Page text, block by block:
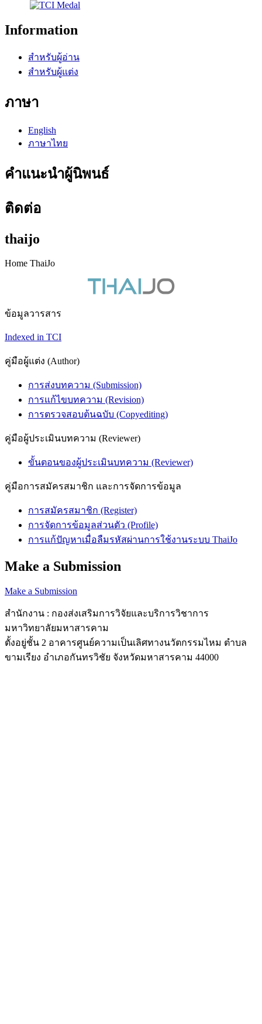
Information
สำหรับผู้อ่าน
สำหรับผู้แต่ง
ภาษา
English
ภาษาไทย
คำแนะนำผู้นิพนธ์
ติดต่อ
thaijo
Home ThaiJo
ข้อมูลวารสาร
Indexed in TCI
คู่มือผู้แต่ง (Author)
การส่งบทความ (Submission)
การแก้ไขบทความ (Revision)
การตรวจสอบต้นฉบับ (Copyediting)
คู่มือผู้ประเมินบทความ (Reviewer)
ขั้นตอนของผู้ประเมินบทความ (Reviewer)
คู่มือการสมัครสมาชิก และการจัดการข้อมูล
การสมัครสมาชิก (Register)
การจัดการข้อมูลส่วนตัว (Profile)
การแก้ปัญหาเมื่อลืมรหัสผ่านการใช้งานระบบ ThaiJo
Make a Submission
Make a Submission
สำนักงาน : กองส่งเสริมการวิจัยและบริการวิชาการ
มหาวิทยาลัยมหาสารคาม
ตั้งอยู่ชั้น 2 อาคารศูนย์ความเป็นเลิศทางนวัตกรรมไหม ตำบล
ขามเรียง อำเภอกันทรวิชัย จังหวัดมหาสารคาม 44000